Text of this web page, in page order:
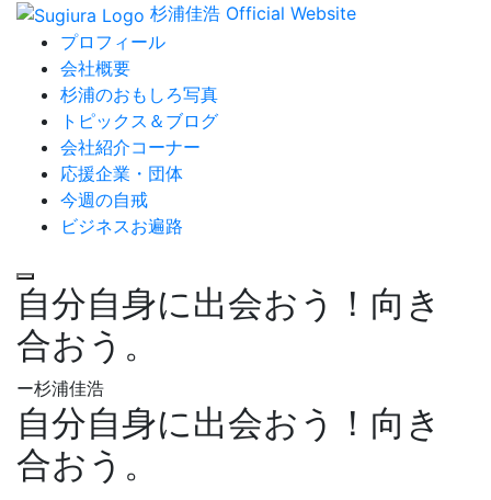
杉浦佳浩 Official Website
プロフィール
会社概要
杉浦のおもしろ写真
トピックス＆ブログ
会社紹介コーナー
応援企業・団体
今週の自戒
ビジネスお遍路
自分自身に出会おう！向き
合おう。
ー杉浦佳浩
自分自身に出会おう！向き
合おう。